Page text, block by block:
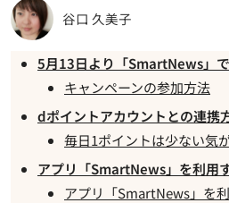
谷口 久美子
5月13日より「SmartNews」
キャンペーンの参加方法
dポイントアカウントとの連携
毎日1ポイントは少ない気
アプリ「SmartNews」を利用
アプリ「SmartNews」を